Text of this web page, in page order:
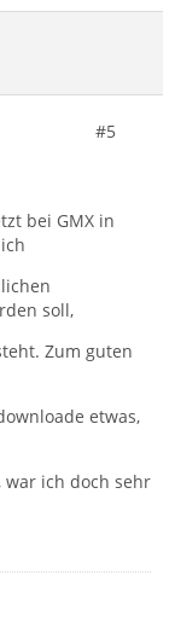
#5
bei GMX in
soll,
Zum guten
etwas,
war ich doch sehr